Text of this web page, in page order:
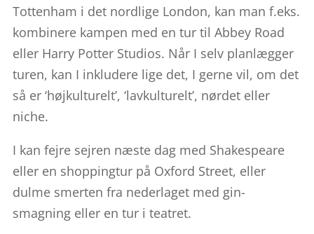
Tottenham i det nordlige London, kan man f.eks.
kombinere kampen med en tur til Abbey Road
eller Harry Potter Studios. Når I selv planlægger
turen, kan I inkludere lige det, I gerne vil, om det
så er ‘højkulturelt’, ‘lavkulturelt’, nørdet eller
niche.
I kan fejre sejren næste dag med Shakespeare
eller en shoppingtur på Oxford Street, eller
dulme smerten fra nederlaget med gin-
smagning eller en tur i teatret.